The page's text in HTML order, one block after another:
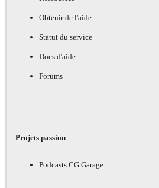
Obtenir de l'aide
Statut du service
Docs d'aide
Forums
Projets passion
Podcasts CG Garage